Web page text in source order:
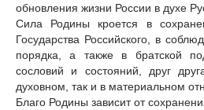
обновления жизни России в духе
Сила Родины кроется в
Государства Российского, в
порядка, а также в братской
сословий и состояний, друг
духовном, так и в материальном
Благо Родины зависит от